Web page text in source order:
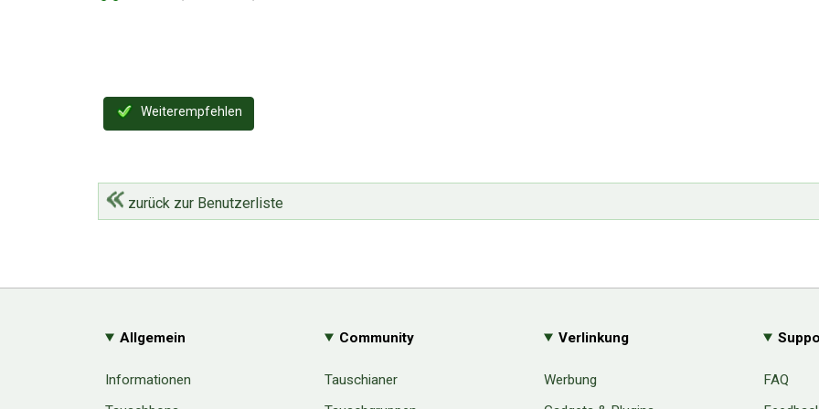
Weiterempfehlen
zurück zur Benutzerliste
Allgemein
Informationen
Community
Tauschianer
Verlinkung
Werbung
FAQ